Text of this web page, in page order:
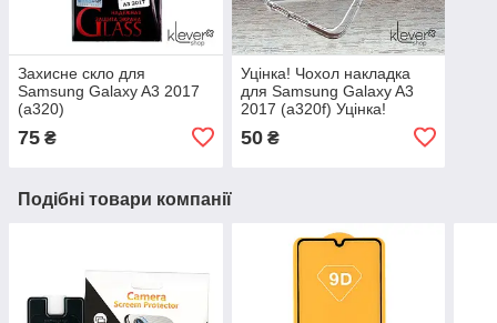
Захисне скло для
Samsung Galaxy A3 2017
(a320)
75 ₴
Уцінка! Чохол накладка
для Samsung Galaxy A3
2017 (a320f) Уцінка!
50₴
Подібні товари компанії